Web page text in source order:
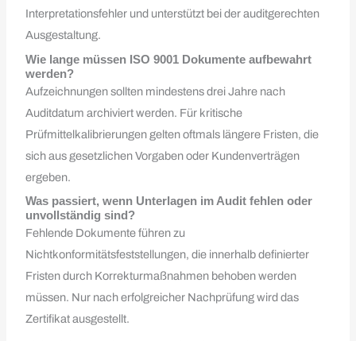
Interpretationsfehler und unterstützt bei der auditgerechten
Ausgestaltung.
Wie lange müssen ISO 9001 Dokumente aufbewahrt
werden?
Aufzeichnungen sollten mindestens drei Jahre nach
Auditdatum archiviert werden. Für kritische
Prüfmittelkalibrierungen gelten oftmals längere Fristen, die
sich aus gesetzlichen Vorgaben oder Kundenverträgen
ergeben.
Was passiert, wenn Unterlagen im Audit fehlen oder
unvollständig sind?
Fehlende Dokumente führen zu
Nichtkonformitätsfeststellungen, die innerhalb definierter
Fristen durch Korrekturmaßnahmen behoben werden
müssen. Nur nach erfolgreicher Nachprüfung wird das
Zertifikat ausgestellt.